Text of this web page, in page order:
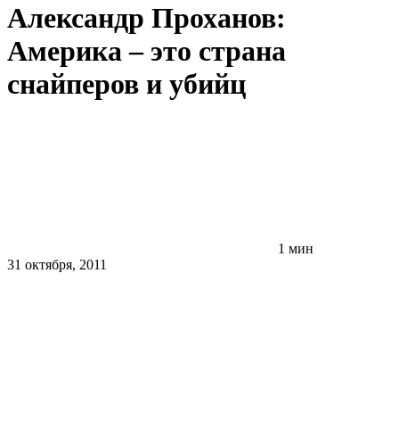
Александр Проханов:
Америка – это страна
снайперов и убийц
1 мин
31 октября, 2011